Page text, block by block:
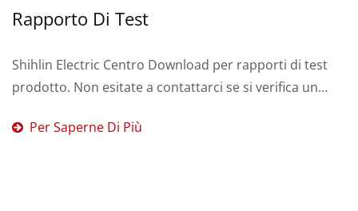
Rapporto Di Test
Shihlin Electric Centro Download per rapporti di test
prodotto. Non esitate a contattarci se si verifica un
Per Saperne Di Più